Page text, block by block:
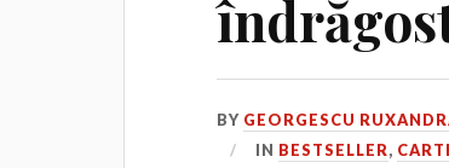
BY GEORGESCU
IN BESTSELLER,